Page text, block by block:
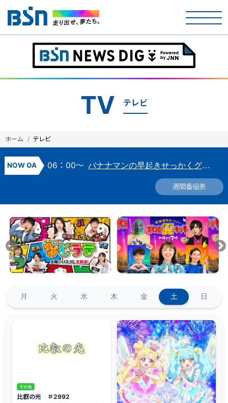
ホーム
テレビ
天気
プレゼント
コンテンツ・アプリ
Well-being
防災・減災
会社概要・ビジョン
お問い合わせ
TV テレビ
ホーム テレビ
NOWOA 06：00～ バナナマンの早起きせっかくグルメ★珠玉の町中華を躍動感満載＆超魅力的にお届け！🈑
週間番組表
月 火 水 木 金 土 日
その他
比叡の光 ＃2992